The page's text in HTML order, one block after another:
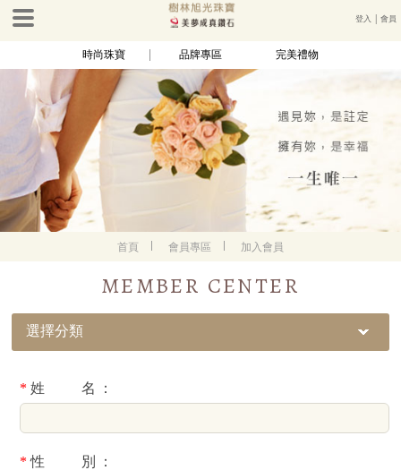
登入 │會員
時尚珠寶 品牌專區 完美禮物
首頁 會員專區 加入會員
MEMBER CENTER
選擇分類
* 姓 名：
*性 別：